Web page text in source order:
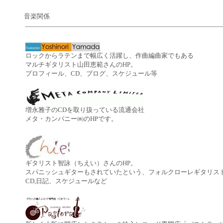
音楽関係
ロックからラテンまで幅広く活躍し、作曲編曲家でもある
マルチギタリスト山田恵範さんのHP。
プロフィール、CD、ブログ、スケジュール等
増永雅子のCDを取り扱っている流通会社
メタ・カンパニー㈱のHPです。
ギタリスト智詠（ちえい）さんのHP。
スパニッシュギターもされていたという、フォルクローレギタリス
CD,日記、スケジュールなど